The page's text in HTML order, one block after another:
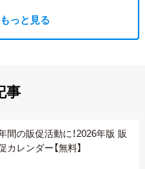
っと見る
事
間の販促活動に！2026年版 販
カレンダー【無料】